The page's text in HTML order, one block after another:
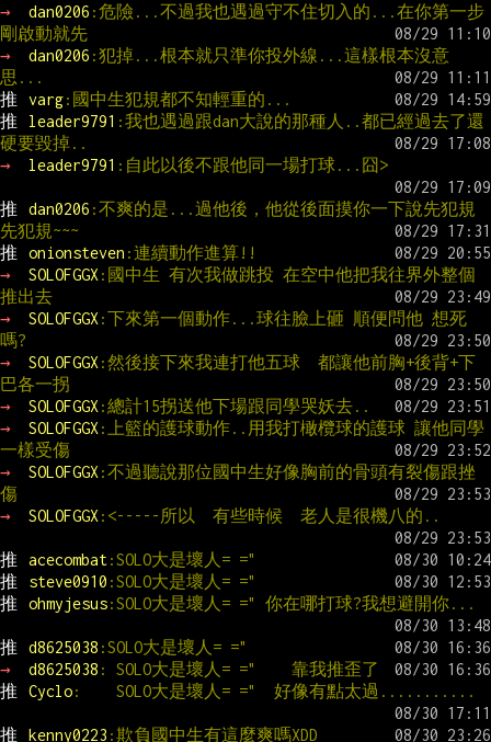
→
dan0206 :危險...不過我也遇過守不住切入的...在你第一步
剛啟動就先
→
dan0206 :犯掉...根本就只準你投外線...這樣根本沒意
思...
推
varg:國中生犯規都不知輕重的...
推
leader9791 :我也遇過跟dan大說的那種人..都已經過去了還
硬要毀掉..
→
leader9791 :自此以後不跟他同一場打球...囧>
推 dan0206 :不爽的是...過他後，他從後面摸你一下說先犯規
先犯規~~~
推
onionsteven :連續動作進算!!
→
SOLOFGGX :國中生 有次我做跳投 在空中他把我往界外整個
推出去
→
SOLOFGGX :下來第一個動作...球往臉上砸 順便問他 想死
嗎?
→
SOLOFGGX :然後接下來我連打他五球  都讓他前胸+後背+下
巴各一拐
→
SOLOFGGX :總計15拐送他下場跟同學哭妖去..
→
SOLOFGGX :上籃的護球動作..用我打橄欖球的護球 讓他同學
一樣受傷
→
SOLOFGGX :不過聽說那位國中生好像胸前的骨頭有裂傷跟挫
傷
→
SOLOFGGX :<-----所以  有些時候  老人是很機八的..
推 acecombat:SOLO大是壞人= ="
推
steve0910 :SOLO大是壞人= ="
推
ohmyjesus:SOLO大是壞人= =" 你在哪打球?我想避開你...
推 d8625038 :SOLO大是壞人= ="
→
d8625038 : SOLO大是壞人= ="    靠我推歪了
推
Cyclo:    SOLO大是壞人= ="  好像有點太過...........
推 kenny0223 :欺負國中生有這麼爽嗎XDD